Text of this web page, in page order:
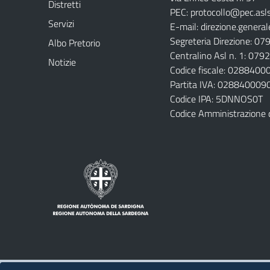
Distretti
Servizi
Albo Pretorio
Notizie
PEC:
E-mail:
Segreteria Direzione:
Centralino Asl n. 1:
Codice fiscale:
Partita IVA:
Codice IPA: 5DNNOS0T
Codice